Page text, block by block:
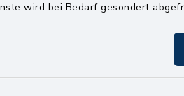
wird bei Bedarf gesondert